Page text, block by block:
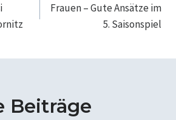
Frauen – Gute Ansätze im
5. Saisonspiel
Beiträge